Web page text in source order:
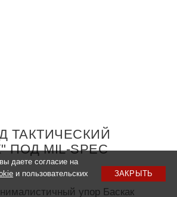
даете согласие на
и пользовательских
ЗАКРЫТЬ
ТАКТИЧЕСКИЙ
ПОД MIL-SPEC
упор Баскак